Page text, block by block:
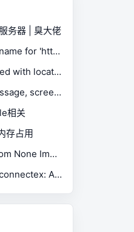
务器 | 臭大佬
fatal: could not read Username for 'https://gitee.com': No such device or address
WARNING: pip is configured with locations that require TLS/SSL, however the ssl module in Python is not available.
raise exception_class(message, screen, stacktrace) selenium.common.exceptions.SessionNotCreatedException
相关
存占用
raise ImportError(msg) from None ImportError: Missing optional dependency 'xlrd'. Install xlrd >= 1.0.0 for Excel support Use pip or conda to install xlrd.
dial tcp 34.64.4.113:443: connectex: A connection attempt failed because the connected party did not properly respond after a period of time, or established connection failed because connected host has failed to respond.